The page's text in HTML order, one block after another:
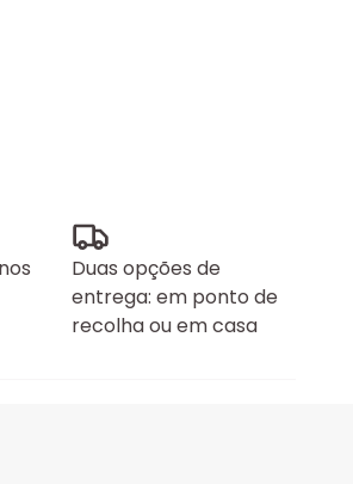
Duas opções de
entrega: em ponto de
recolha ou em casa